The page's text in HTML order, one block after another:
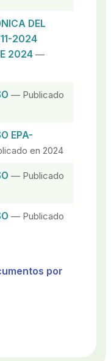
DEL
2024
2024 —
— Publicado
EPA-
en 2024
— Publicado
— Publicado
por